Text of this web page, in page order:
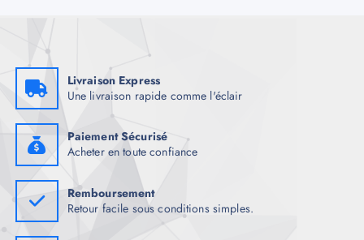
Livraison Express
Une livraison rapide comme l'éclair
Paiement Sécurisé
Acheter en toute confiance
Remboursement
Retour facile sous conditions simples.